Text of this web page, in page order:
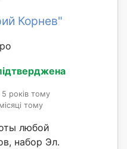
Корнев"
років тому
тому
любой
набор Эл.